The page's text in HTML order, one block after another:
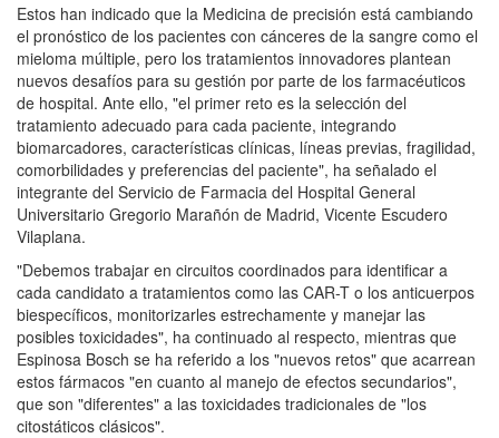
Estos han indicado que la Medicina de precisión está cambiando
el pronóstico de los pacientes con cánceres de la sangre como el
mieloma múltiple, pero los tratamientos innovadores plantean
nuevos desafíos para su gestión por parte de los farmacéuticos
de hospital. Ante ello, "el primer reto es la selección del
tratamiento adecuado para cada paciente, integrando
biomarcadores, características clínicas, líneas previas, fragilidad,
comorbilidades y preferencias del paciente", ha señalado el
integrante del Servicio de Farmacia del Hospital General
Universitario Gregorio Marañón de Madrid, Vicente Escudero
Vilaplana.
"Debemos trabajar en circuitos coordinados para identificar a
cada candidato a tratamientos como las CAR-T o los anticuerpos
biespecíficos, monitorizarles estrechamente y manejar las
posibles toxicidades", ha continuado al respecto, mientras que
Espinosa Bosch se ha referido a los "nuevos retos" que acarrean
estos fármacos "en cuanto al manejo de efectos secundarios",
que son "diferentes" a las toxicidades tradicionales de "los
citostáticos clásicos".